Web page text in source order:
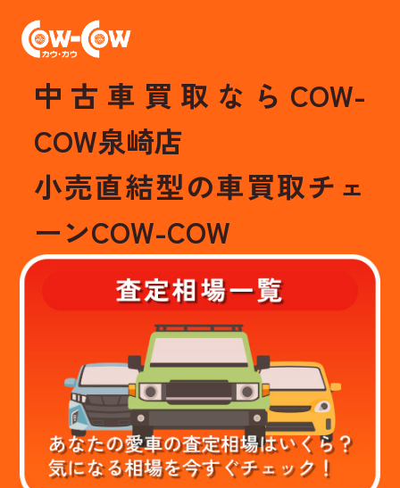
中古車買取ならCOW-
COW泉崎店
小売直結型の車買取チェ
ーンCOW-COW